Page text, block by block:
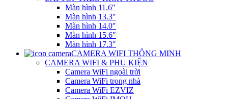
Màn hình 11.6″
Màn hình 13.3″
Màn hình 14.0″
Màn hình 15.6″
Màn hình 17.3″
CAMERA WIFI THÔNG MINH
CAMERA WIFI & PHỤ KIỆN
Camera WiFi ngoài trời
Camera WiFi trong nhà
Camera WiFi EZVIZ